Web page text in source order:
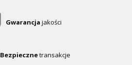
Gwarancja jakości
Bezpiecznetransakcje